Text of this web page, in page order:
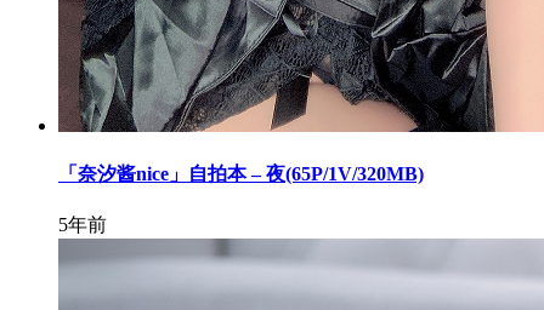
「奈汐酱nice」自拍本 – 夜(65P/1V/320MB)
5年前